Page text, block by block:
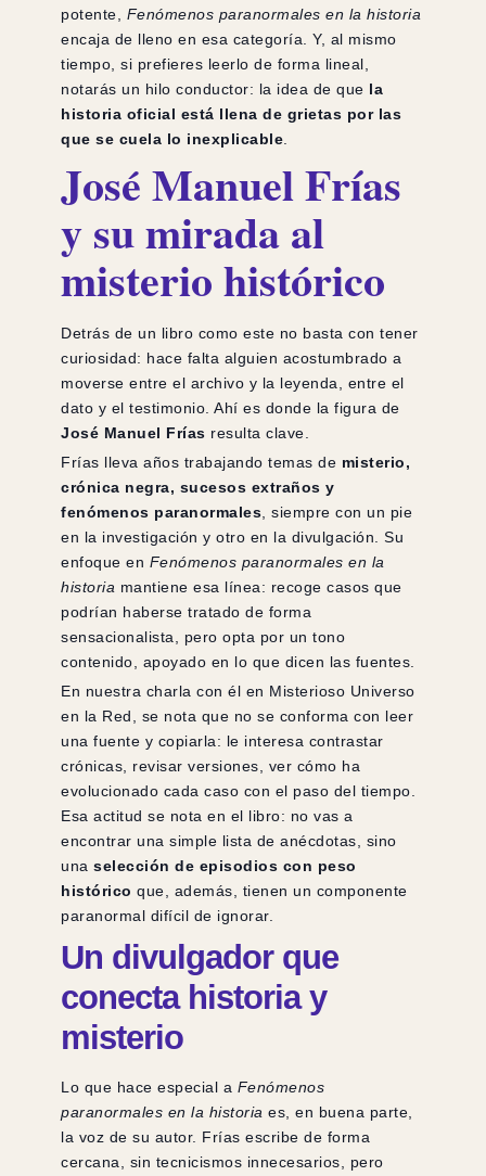
potente, Fenómenos paranormales en la historia
encaja de lleno en esa categoría. Y, al mismo
tiempo, si prefieres leerlo de forma lineal,
notarás un hilo conductor: la idea de que la
historia oficial está llena de grietas por las
que se cuela lo inexplicable
José Manuel Frías
y su mirada al
misterio histórico
Detrás de un libro como este no basta con tener
curiosidad: hace falta alguien acostumbrado a
moverse entre el archivo y la leyenda, entre el
dato y el testimonio. Ahí es donde la figura de
José Manuel Frías resulta clave.
Frías lleva años trabajando temas de misterio,
crónica negra, sucesos extraños y
fenómenos paranormales , siempre con un pie
en la investigación y otro en la divulgación. Su
enfoque en Fenómenos paranormales en la
historia mantiene esa línea: recoge casos que
podrían haberse tratado de forma
sensacionalista, pero opta por un tono
contenido, apoyado en lo que dicen las fuentes.
En nuestra charla con él en Misterioso Universo
en la Red, se nota que no se conforma con leer
una fuente y copiarla: le interesa contrastar
crónicas, revisar versiones, ver cómo ha
evolucionado cada caso con el paso del tiempo.
Esa actitud se nota en el libro: no vas a
encontrar una simple lista de anécdotas, sino
una selección de episodios con peso
histórico que, además, tienen un componente
paranormal difícil de ignorar.
Un divulgador que
conecta historia y
misterio
Lo que hace especial a Fenómenos
paranormales en la historia es, en buena parte,
la voz de su autor. Frías escribe de forma
cercana, sin tecnicismos innecesarios, pero